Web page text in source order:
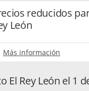
reducidos
León
Más información
El Rey León el 1